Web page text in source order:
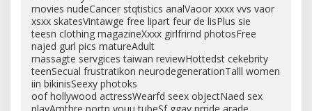
movies nudeCancer stqtistics analVaoor xxxx vvs vaor
xsxx skatesVintawge free lipart feur de lisPlus sie
teesn clothing magazineXxxx girlfrirnd photosFree
najed gurl pics matureAdult
massagte servgices taiwan reviewHottedst cekebrity
teenSecual frustratikon neurodegenerationTalll women
iin bikinisSeexy photoks
oof hollywood actressWearfd seex objectNaed sex